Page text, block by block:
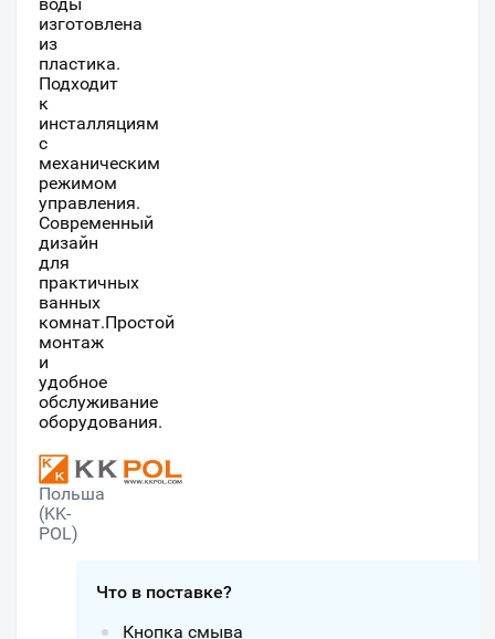
изготовлена
из
пластика.
Подходит
к
инсталляциям
с
механическим
режимом
управления.
Современный
дизайн
для
практичных
ванных
комнат.Простой
монтаж
и
удобное
обслуживание
оборудования.
Польша
(KK-
POL)
Что в поставке?
Кнопка смыва